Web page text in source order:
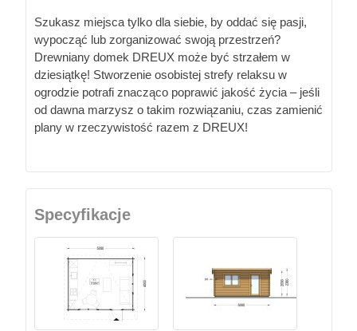
Szukasz miejsca tylko dla siebie, by oddać się pasji,
wypocząć lub zorganizować swoją przestrzeń?
Drewniany domek DREUX może być strzałem w
dziesiątkę! Stworzenie osobistej strefy relaksu w
ogrodzie potrafi znacząco poprawić jakość życia – jeśli
od dawna marzysz o takim rozwiązaniu, czas zamienić
plany w rzeczywistość razem z DREUX!
Specyfikacje